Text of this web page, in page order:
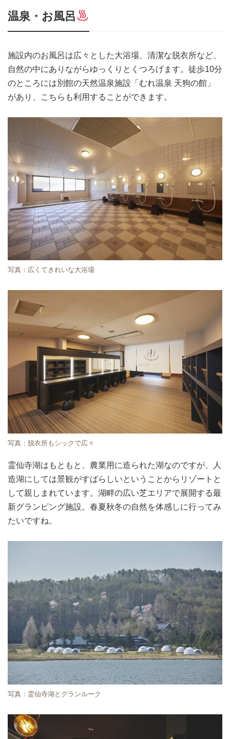
温泉・お風呂
施設内のお風呂は広々とした大浴場、清潔な脱衣所など、
自然の中にありながらゆっくりとくつろげます。徒歩10分
のところには別館の天然温泉施設「むれ温泉 天狗の館」
があり、こちらも利用することができます。
写真：広くてきれいな大浴場
写真：脱衣所もシックで広々
霊仙寺湖はもともと、農業用に造られた湖なのですが、人
造湖にしては景観がすばらしいということからリゾートと
して親しまれています。湖畔の広い芝エリアで展開する最
新グランピング施設。春夏秋冬の自然を体感しに行ってみ
たいですね。
写真：霊仙寺湖とグランルーク